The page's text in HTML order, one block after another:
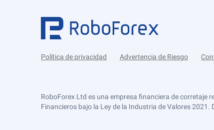
Política de privacidad Advertencia de Riesgo
RoboForex Ltd es una empresa financiera de corretaje
Financieros bajo la Ley de la Industria de Valores 2021.